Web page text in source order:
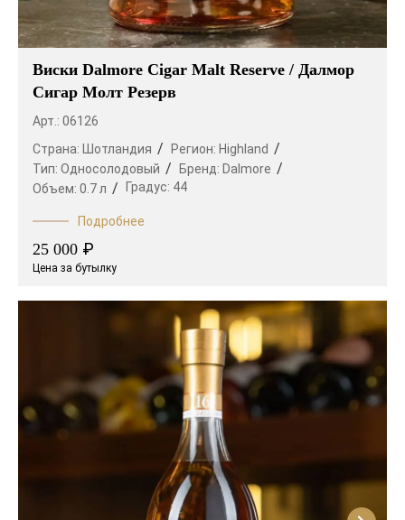
Виски Dalmore Cigar Malt Reserve / Далмор
Сигар Молт Резерв
Арт.: 06126
Страна:
Шотландия Регион: Highland
Тип: Односолодовый Бренд: Dalmore
Объем: 0.7 л Градус: 44
Подробнее
25 000 ₽
Цена за бутылку